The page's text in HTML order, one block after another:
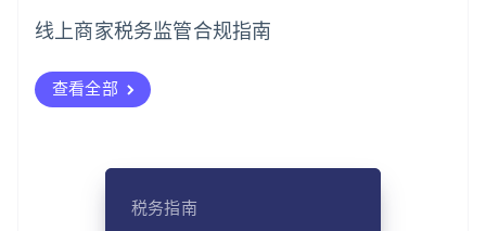
线上商家税务监管合规指南
查看全部
税务指南